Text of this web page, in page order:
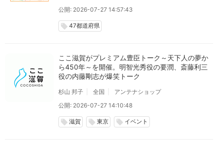
公開: 2026-07-27 14:57:43
local_offer 47都道府県
ここ滋賀がプレミアム豊臣トーク～天下人の夢か
ら450年～を開催。明智光秀役の要潤、斎藤利三
役の内藤剛志が爆笑トーク
杉山 邦子 全国
アンテナショップ
公開: 2026-07-27 14:10:48
local_offer 滋賀 local_offer 東京 local_offer イベント